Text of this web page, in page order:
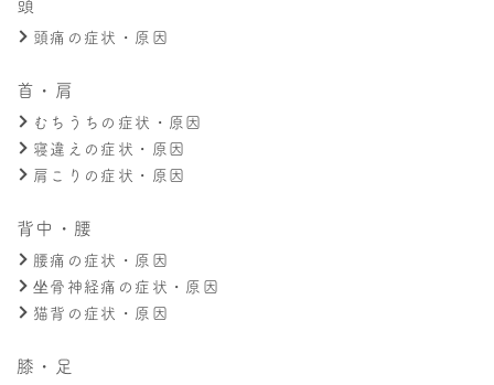
頭
頭痛の症状・原因
首・肩
むちうちの症状・原因
寝違えの症状・原因
肩こりの症状・原因
背中・腰
腰痛の症状・原因
坐骨神経痛の症状・原因
猫背の症状・原因
膝・足